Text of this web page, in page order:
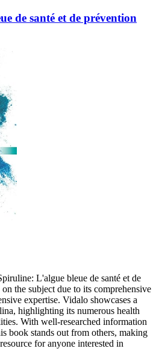
de santé et de prévention
L'algue bleue de santé et de
the subject due to its comprehensive
expertise. Vidalo showcases a
highlighting its numerous health
With well-researched information
book stands out from others, making
for anyone interested in